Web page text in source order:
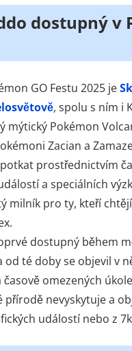
dostupný v
GO Festu 2025 je
, spolu s ním i
mýtický Pokémon
Zacian a
prostřednictvím
a speciálních
milník pro ty, kteří
dostupný během
od té doby se objevil v
omezených
přírodě nevyskytuje a
událostí nebo z